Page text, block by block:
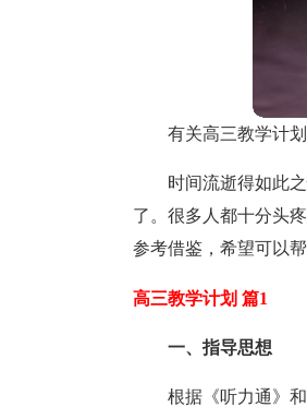
有关高三教学计
时间流逝得如此
了。很多人都十分头
参考借鉴，希望可以
高三教学计划 篇1
一、指导思想
根据《听力通》